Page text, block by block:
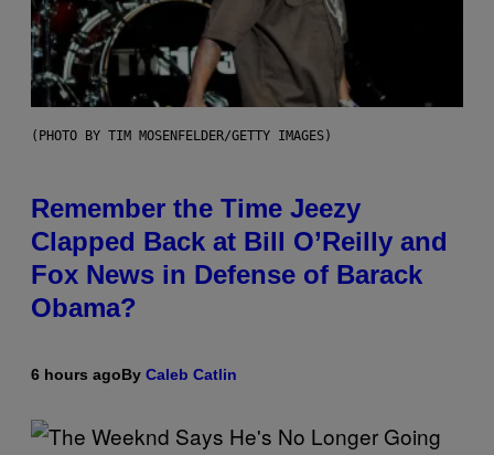
(PHOTO BY TIM MOSENFELDER/GETTY IMAGES)
Remember the Time Jeezy
Clapped Back at Bill O’Reilly and
Fox News in Defense of Barack
Obama?
6 hours agoBy Caleb Catlin